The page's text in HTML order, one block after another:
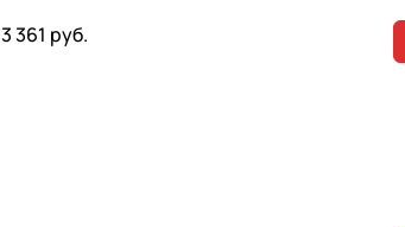
3 361 руб.